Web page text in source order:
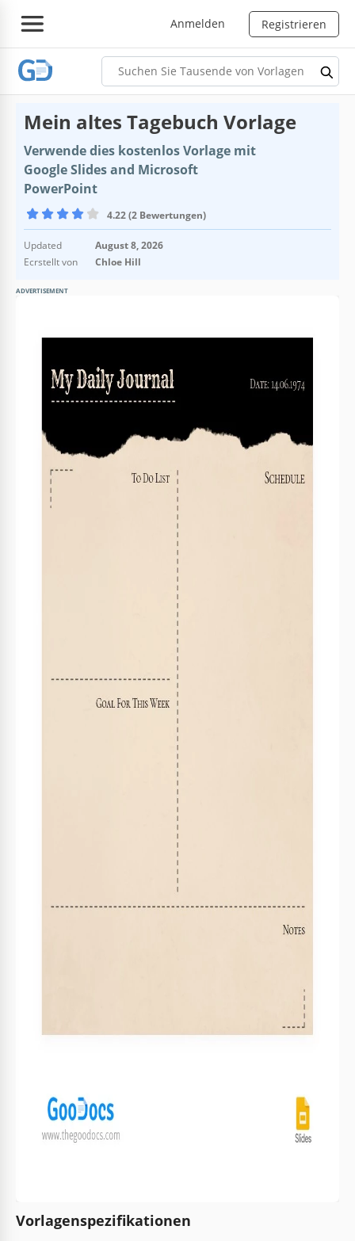
Anmelden Registrieren
Mein altes Tagebuch Vorlage
Verwende dies kostenlos Vorlage mit
Google Slides and Microsoft
PowerPoint
4.22 (2 Bewertungen)
Updated
August 8, 2026
Ecrstellt von
Chloe Hill
ADVERTISEMENT
Vorlagenspezifikationen